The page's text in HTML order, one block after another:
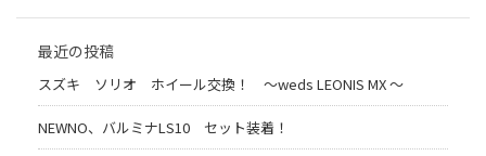
最近の投稿
スズキ ソリオ ホイール交換！ 〜weds LEONIS MX 〜
NEWNO、バルミナLS10 セット装着！